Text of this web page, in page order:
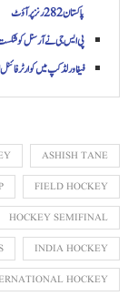
پاکستان 282 رنز پر آؤٹ
پی ایس جی نے آرسنل کو شکست
فیفا ورلڈ کپ میں کوارٹر فائنل
ASHISH TANE
FIELD HOCKEY
HOCKEY SEMIFINAL
INDIA HOCKEY
HOCKEY